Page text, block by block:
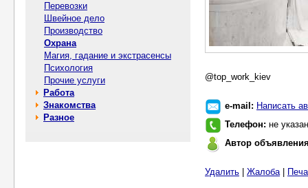
Перевозки
Швейное дело
Производство
Охрана
Магия, гадание и экстрасенсы
Психология
Прочие услуги
Работа
Знакомства
Разное
@top_work_kiev
e-mail: Написать
Телефон: не указан
Автор
Удалить Жалоба|